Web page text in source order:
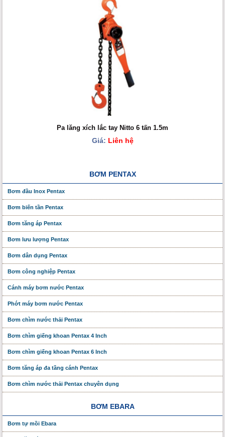
Pa lăng xích lắc tay Nitto 6 tấn 1.5m
Giá: Liên hệ
BƠM PENTAX
Bơm đầu Inox Pentax
Bơm biến tần Pentax
Bơm tăng áp Pentax
Bơm lưu lượng Pentax
Bơm dân dụng Pentax
Bơm công nghiệp Pentax
Cánh máy bơm nước Pentax
Phớt máy bơm nước Pentax
Bơm chìm nước thải Pentax
Bơm chìm giếng khoan Pentax 4 Inch
Bơm chìm giếng khoan Pentax 6 Inch
Bơm tăng áp đa tầng cánh Pentax
Bơm chìm nước thải Pentax chuyên dụng
BƠM EBARA
Bơm tự mồi Ebara